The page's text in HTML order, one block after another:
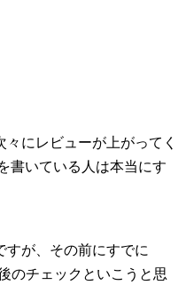
にレビューが上がってく
書いている人は本当にす
が、その前にすでに
のチェックといこうと思